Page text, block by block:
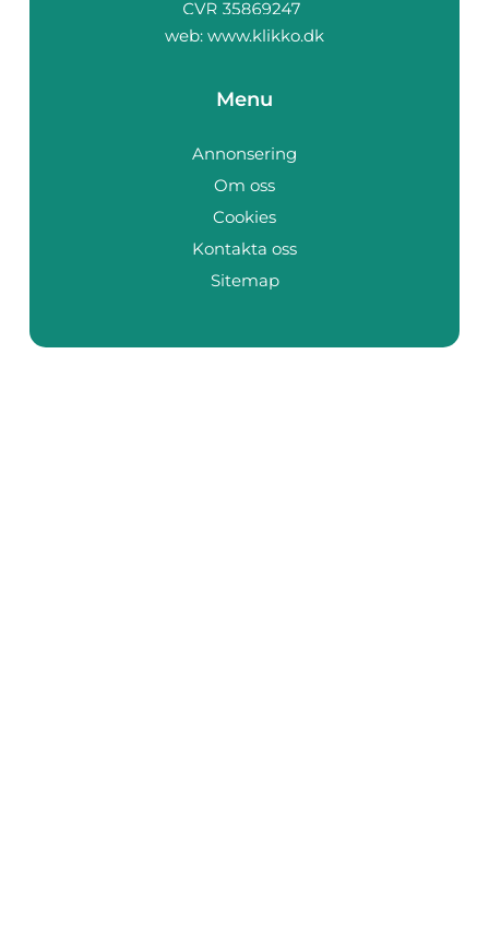
web: www.klikko.dk
Menu
Annonsering
Om oss
Cookies
Kontakta oss
Sitemap